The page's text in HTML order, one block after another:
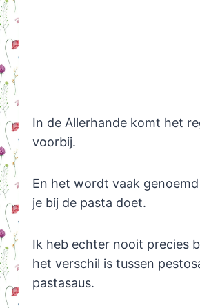
In de Allerhande komt het
voorbij.
En het wordt vaak
je bij de pasta doet.
Ik heb echter nooit precies
het verschil is tussen
pastasaus.